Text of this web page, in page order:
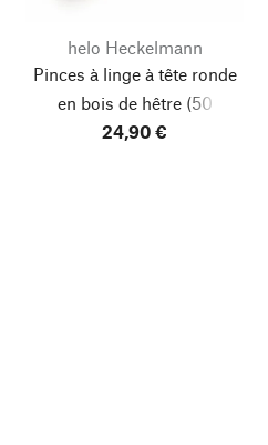
helo Heckelmann
Pinces à linge à tête ronde
en bois de hêtre(50
pièces)
24,90 €